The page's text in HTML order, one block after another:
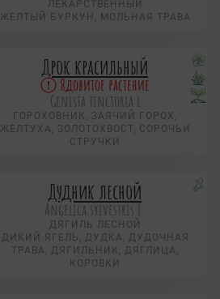
ЛЕКАРСТВЕННЫЙ
ЖЕЛТЫЙ БУРКУН, МОЛЬНАЯ ТРАВА
Дрок красильный
Ядовитое растение
Genista tinctoria L
ГОРОХОВНИК, ЗАЯЧИЙ ГОРОХ,
ЖЕЛТУХА, ЗОЛОТОХВОСТ, СОРОЧЬИ
СТРУЧКИ
Дудник лесной
Angelica sylvestris L.
ДЯГИЛЬ ЛЕСНОЙ
ДИКИЙ ЯГЕЛЬ, ДУДКА, ДУДОЧНАЯ
ТРАВА, ДЯГИЛЬНИК, ДЯГЛИЦА,
КОРОВКИ